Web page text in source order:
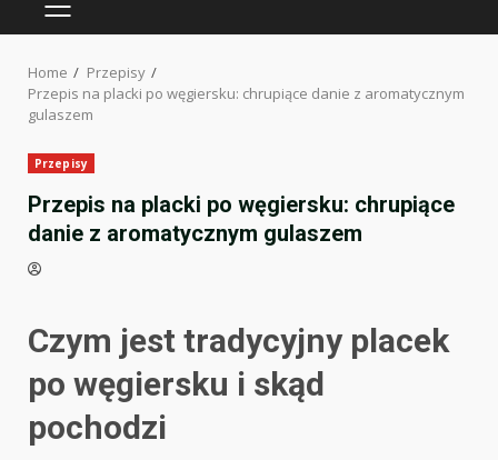
PRIMARY
Home
Przepisy
Przepis na placki po węgiersku: chrupiące danie z aromatycznym
gulaszem
Przepisy
Przepis na placki po węgiersku: chrupiące
danie z aromatycznym gulaszem
Czym jest tradycyjny placek
po węgiersku i skąd
pochodzi